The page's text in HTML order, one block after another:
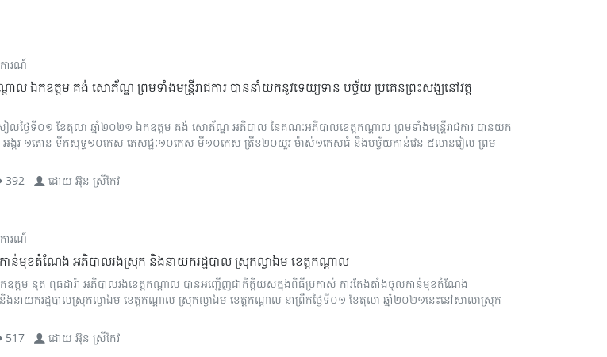
ការណ៍
ាល ឯកឧត្តម គង់ សោភ័ណ្ឌ ព្រមទាំងមន្ត្រីរាជការ បាននាំយកនូវទេយ្យទាន បច្ច័យ ប្រគេនព្រះសង្ឃនៅវត្ត
ៀលថ្ងៃទី០១ ខែតុលា ឆ្នាំ២០២១ ឯកឧត្តម គង់ សោភ័ណ្ឌ អភិបាល នៃគណៈអភិបាលខេត្តកណ្ដាល ព្រមទាំងមន្ត្រីរាជការ បានយក
៖ អង្ករ ១តោន ទឹកសុទ្ធ១០កេស ភេសជ្ជៈ១០កេស មី១០កេស ត្រីខ២០យួរ ម៉ាស់១កេសធំ និងបច្ច័យកាន់វេន ៥លានរៀល ព្រម
392 ដោយអ៊ុន ស្រីកែវ
ការណ៍
ន់មុខតំណែង អភិបាលរងស្រុក និងនាយករដ្ឋបាល ស្រុកល្វាឯម ខេត្តកណ្តាល
ឧត្តម នុត ពុធដារ៉ា អភិបាលរងខេត្តកណ្តាល បានអញ្ជើញជាកិត្តិយសក្នុងពិធីប្រកាស់ ការតែងតាំងចូលកាន់មុខតំណែង
នាយករដ្ឋបាលស្រុកល្វាឯម ខេត្តកណ្តាល ស្រុកល្វាឯម ខេត្តកណ្តាល នាព្រឹកថ្ងៃទី០១ ខែតុលា ឆ្នាំ២០២១នេះនៅសាលាស្រុក
517 ដោយអ៊ុន ស្រីកែវ